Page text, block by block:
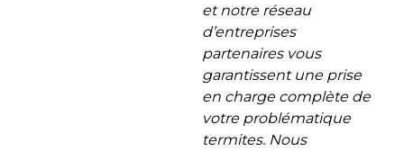
et notre réseau
d’entreprises
partenaires vous
garantissent une prise
en charge complète de
votre problématique
termites. Nous